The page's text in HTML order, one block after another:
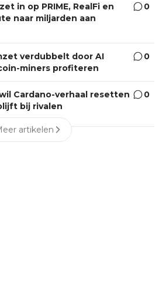
in op PRIME, RealFi en
naar miljarden aan
0
verdubbelt door AI
miners profiteren
0
Cardano-verhaal resetten
bij rivalen
0
artikelen